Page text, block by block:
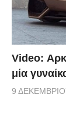
Video:
μία
9